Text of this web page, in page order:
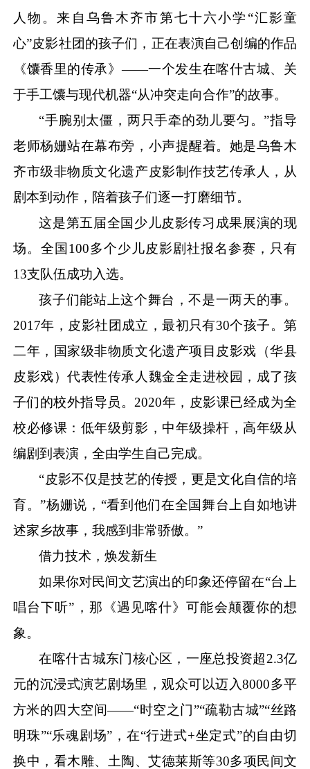
人物。来自乌鲁木齐市第七十六小学“汇影童
心”皮影社团的孩子们，正在表演自己创编的作品
《馕香里的传承》——一个发生在喀什古城、关
于手工馕与现代机器“从冲突走向合作”的故事。
“手腕别太僵，两只手牵的劲儿要匀。”指导
老师杨姗站在幕布旁，小声提醒着。她是乌鲁木
齐市级非物质文化遗产皮影制作技艺传承人，从
剧本到动作，陪着孩子们逐一打磨细节。
这是第五届全国少儿皮影传习成果展演的现
场。全国100多个少儿皮影剧社报名参赛，只有
13支队伍成功入选。
孩子们能站上这个舞台，不是一两天的事。
2017年，皮影社团成立，最初只有30个孩子。第
二年，国家级非物质文化遗产项目皮影戏（华县
皮影戏）代表性传承人魏金全走进校园，成了孩
子们的校外指导员。2020年，皮影课已经成为全
校必修课：低年级剪影，中年级操杆，高年级从
编剧到表演，全由学生自己完成。
“皮影不仅是技艺的传授，更是文化自信的培
育。”杨姗说，“看到他们在全国舞台上自如地讲
述家乡故事，我感到非常骄傲。”
借力技术，焕发新生
如果你对民间文艺演出的印象还停留在“台上
唱台下听”，那《遇见喀什》可能会颠覆你的想
象。
在喀什古城东门核心区，一座总投资超2.3亿
元的沉浸式演艺剧场里，观众可以迈入8000多平
方米的四大空间——“时空之门”“疏勒古城”“丝路
明珠”“乐魂剧场”，在“行进式+坐定式”的自由切
换中，看木雕、土陶、艾德莱斯等30多项民间文